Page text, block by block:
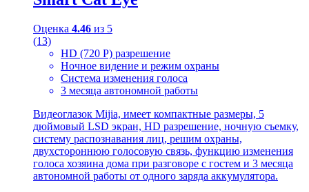
Оценка 4.46 из 5
(13)
HD (720 P) разрешение
Ночное видение и режим охраны
Система изменения голоса
3 месяца автономной работы
Видеоглазок Mijia, имеет компактные размеры, 5
дюймовый LSD экран, HD разрешение, ночную съемку,
систему распознавания лиц, решим охраны,
двухстороннюю голосовую связь, функцию изменения
голоса хозяина дома при разговоре с гостем и 3 месяца
автономной работы от одного заряда аккумулятора.